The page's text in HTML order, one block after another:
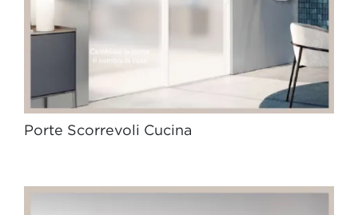
Porte Scorrevoli Cucina